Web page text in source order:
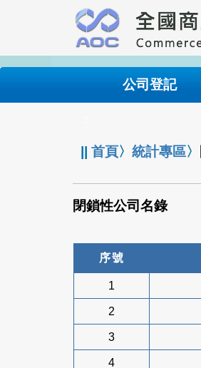
要
內
公司登記
||首頁〉統計專區〉
閉鎖性公司名錄
序號
1
2
3
4